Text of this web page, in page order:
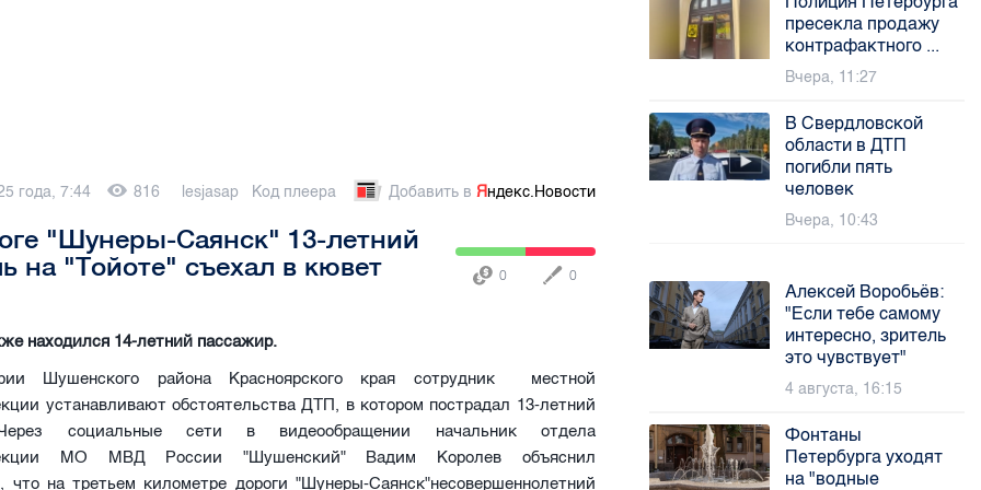
года, 7:44 816 lesjasap Код плеера Добавить в Яндекс.Новости
"Шунеры-Саянск" 13-летний
на "Тойоте" съехал в кювет
0 0
находился 14-летний пассажир.
Шушенского района Красноярского края сотрудник местной
устанавливают обстоятельства ДТП, в котором пострадал 13-летний
социальные сети в видеообращении начальник отдела
МО МВД России "Шушенский" Вадим Королев объяснил
что на третьем километре дороги "Шунеры-Саянск"несовершеннолетний
пресекла продажу
контрафактного ...
Вчера, 11:27
В Свердловской
области в ДТП
погибли пять
человек
Вчера, 10:43
Алексей Воробьёв:
"Если тебе самому
интересно, зритель
это чувствует"
4 августа, 16:15
Фонтаны
Петербурга уходят
на "водные